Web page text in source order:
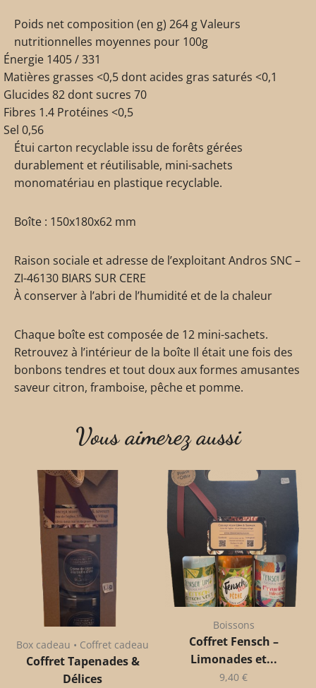
Poids net composition (en g) 264 g Valeurs
nutritionnelles moyennes pour 100g
Énergie 1405 / 331
Matières grasses <0,5 dont acides gras saturés <0,1
Glucides 82 dont sucres 70
Fibres 1.4 Protéines <0,5
Sel 0,56
Étui carton recyclable issu de forêts gérées
durablement et réutilisable, mini-sachets
monomatériau en plastique recyclable.
Boîte : 150x180x62 mm
Raison sociale et adresse de l’exploitant Andros SNC –
ZI-46130 BIARS SUR CERE
À conserver à l’abri de l’humidité et de la chaleur
Chaque boîte est composée de 12 mini-sachets.
Retrouvez à l’intérieur de la boîte Il était une fois des
bonbons tendres et tout doux aux formes amusantes
saveur citron, framboise, pêche et pomme.
Vous aimerez aussi
Box cadeau • Coffret cadeau
Coffret Tapenades &
Délices
Boissons
Coffret Fensch –
Limonades et...
9,40 €